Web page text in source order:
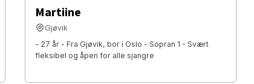
Martiine
Gjøvik
- 27 år - Fra Gjøvik, bor i Oslo - Sopran 1 - Svært
fleksibel og åpen for alle sjangre